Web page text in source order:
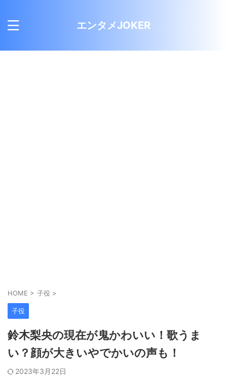
エンタメJOKER
HOME > 子役 >
子役
鈴木梨央の現在が鬼かわいい！歌うま
い？顔が大きいやでかいの声も！
2023年3月22日